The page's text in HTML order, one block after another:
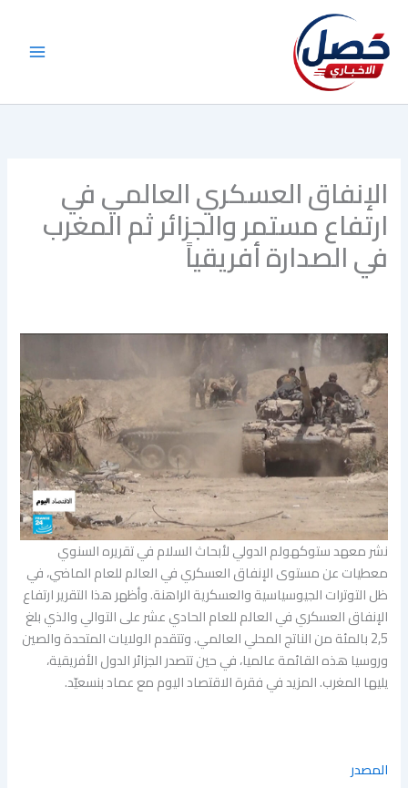
المحتوى
الإنفاق العسكري العالمي في
ارتفاع مستمر والجزائر ثم المغرب
في الصدارة أفريقياً
نشر معهد ستوكهولم الدولي لأبحاث السلام في تقريره السنوي
معطيات عن مستوى الإنفاق العسكري في العالم للعام الماضي، في
ظل التوترات الجيوسياسية والعسكرية الراهنة. وأظهر هذا التقرير ارتفاع
الإنفاق العسكري في العالم للعام الحادي عشر على التوالي والذي بلغ
2,5 بالمئة من الناتج المحلي العالمي. وتتقدم الولايات المتحدة والصين
وروسيا هذه القائمة عالميا، في حين تتصدر الجزائر الدول الأفريقية،
يليها المغرب. المزيد في فقرة الاقتصاد اليوم مع عماد بنسعيّد.
المصدر